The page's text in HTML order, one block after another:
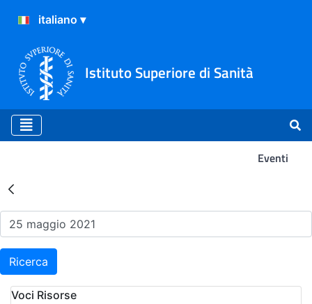
Istituto Superiore di Sanità
Eventi
Risultati della Ricerca -
Ricerca
Voci Risorse